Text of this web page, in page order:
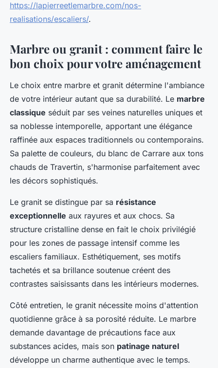
https://lapierreetlemarbre.com/nos-
realisations/escaliers/.
Marbre ou granit : comment faire le
bon choix pour votre aménagement
Le choix entre marbre et granit détermine l'ambiance
de votre intérieur autant que sa durabilité. Le marbre
classique séduit par ses veines naturelles uniques et
sa noblesse intemporelle, apportant une élégance
raffinée aux espaces traditionnels ou contemporains.
Sa palette de couleurs, du blanc de Carrare aux tons
chauds de Travertin, s'harmonise parfaitement avec
les décors sophistiqués.
Le granit se distingue par sa résistance
exceptionnelle aux rayures et aux chocs. Sa
structure cristalline dense en fait le choix privilégié
pour les zones de passage intensif comme les
escaliers familiaux. Esthétiquement, ses motifs
tachetés et sa brillance soutenue créent des
contrastes saisissants dans les intérieurs modernes.
Côté entretien, le granit nécessite moins d'attention
quotidienne grâce à sa porosité réduite. Le marbre
demande davantage de précautions face aux
substances acides, mais son patinage naturel
développe un charme authentique avec le temps.